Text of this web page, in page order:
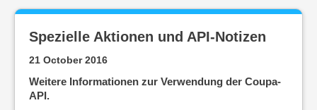
Spezielle Aktionen und API-Notizen
21 October 2016
Weitere Informationen zur Verwendung der Coupa-
API.